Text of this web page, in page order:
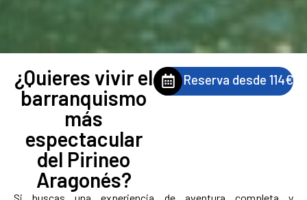
¿Quieres vivir el
barranquismo
más
espectacular
del Pirineo
Aragonés?
Reserva desde 114€